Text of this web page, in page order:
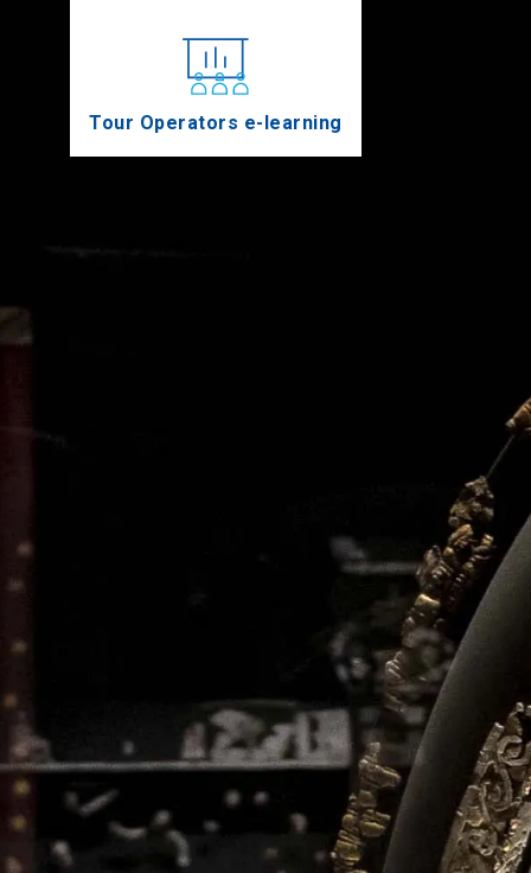
Tour Operators e-learning